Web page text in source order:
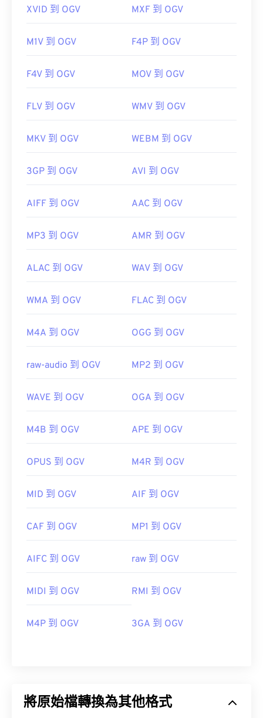
https://en.wikipedia.org/wiki/Ogg
XVID 到 OGV MXF 到 OGV
M1V 到 OGV F4P 到 OGV
F4V 到 OGV MOV 到 OGV
FLV 到 OGV WMV 到 OGV
MKV 到 OGV WEBM 到 OGV
3GP 到 OGV AVI 到 OGV
AIFF 到 OGV AAC 到 OGV
MP3 到 OGV AMR 到 OGV
ALAC 到 OGV WAV 到 OGV
WMA 到 OGV FLAC 到 OGV
M4A 到 OGV OGG 到 OGV
raw-audio 到 OGV MP2 到 OGV
WAVE 到 OGV OGA 到 OGV
M4B 到 OGV APE 到 OGV
OPUS 到 OGV M4R 到 OGV
MID 到 OGV AIF 到 OGV
CAF 到 OGV MP1 到 OGV
AIFC 到 OGV raw 到 OGV
MIDI 到 OGV RMI 到 OGV
M4P 到 OGV 3GA 到 OGV
將原始檔轉換為其他格式